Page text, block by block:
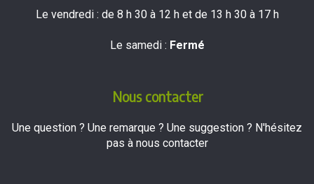
Le vendredi : de 8 h 30 à 12 h et de 13 h 30 à 17 h
Le samedi : Fermé
Nous contacter
Une question ? Une remarque ? Une suggestion ? N'hésitez
pas à nous contacter